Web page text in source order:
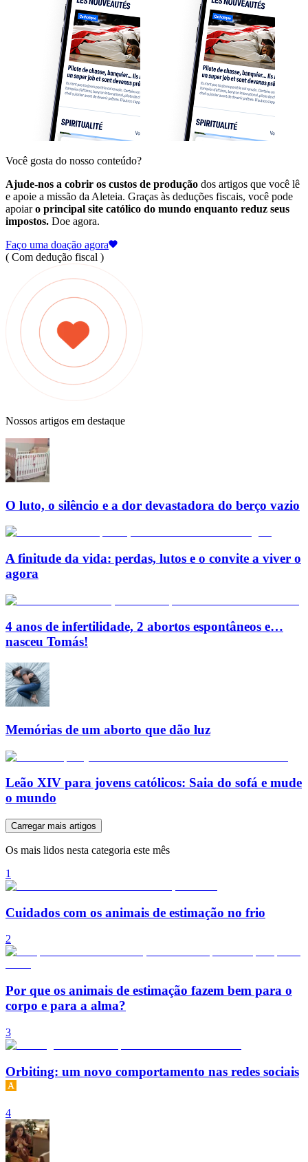
Você gosta do nosso conteúdo?
Ajude-nos a cobrir os custos de produção dos artigos que você lê
e apoie a missão da Aleteia. Graças às deduções fiscais, você pode
apoiaro principal site católico do mundo enquanto reduz seus
impostos. Doe agora.
Faço uma doação agora
( Com dedução fiscal )
Nossos artigos em destaque
O luto, o silêncio e a dor devastadora do berço vazio
A finitude da vida: perdas, lutos e o convite a viver o
agora
4 anos de infertilidade, 2 abortos espontâneos e…
nasceu Tomás!
Memórias de um aborto que dão luz
Leão XIV para jovens católicos: Saia do sofá e mude
o mundo
Carregar mais artigos
Os mais lidos nesta categoria este mês
1
Cuidados com os animais de estimação no frio
2
Por que os animais de estimação fazem bem para o
corpo e para a alma?
3
Orbiting: um novo comportamento nas redes sociais
4